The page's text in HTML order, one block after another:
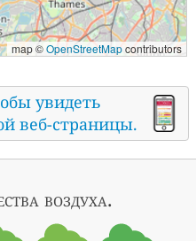
map ©OpenStreetMapcontributors
увидеть
веб-страницы.
воздуха.